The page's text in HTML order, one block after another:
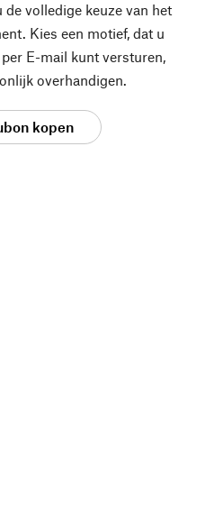
volledige keuze van het
Kies een motief, dat u
E-mail kunt versturen,
overhandigen.
kopen